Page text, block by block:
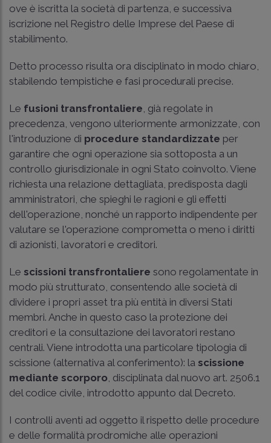
ove è iscritta la società di partenza, e successiva
iscrizione nel Registro delle Imprese del Paese di
stabilimento.
Detto processo risulta ora disciplinato in modo chiaro,
stabilendo tempistiche e fasi procedurali precise.
Le fusioni transfrontaliere , già regolate in
precedenza, vengono ulteriormente armonizzate, con
l'introduzione di procedure standardizzate per
garantire che ogni operazione sia sottoposta a un
controllo giurisdizionale in ogni Stato coinvolto. Viene
richiesta una relazione dettagliata, predisposta dagli
amministratori, che spieghi le ragioni e gli effetti
dell'operazione, nonché un rapporto indipendente per
valutare se l'operazione comprometta o meno i diritti
di azionisti, lavoratori e creditori.
Le scissioni transfrontaliere sono regolamentate in
modo più strutturato, consentendo alle società di
dividere i propri asset tra più entità in diversi Stati
membri. Anche in questo caso la protezione dei
creditori e la consultazione dei lavoratori restano
centrali. Viene introdotta una particolare tipologia di
scissione (alternativa al conferimento): la scissione
mediante scorporo , disciplinata dal nuovo art. 2506.1
del codice civile, introdotto appunto dal Decreto.
I controlli aventi ad oggetto il rispetto delle procedure
e delle formalità prodromiche alle operazioni